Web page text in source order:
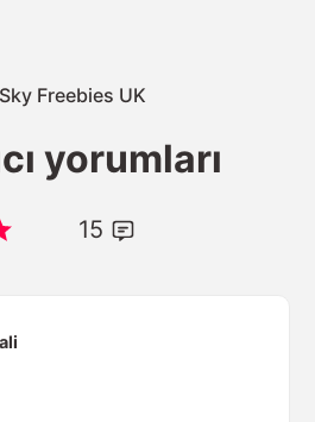
Sky Freebies UK
yorumları
15